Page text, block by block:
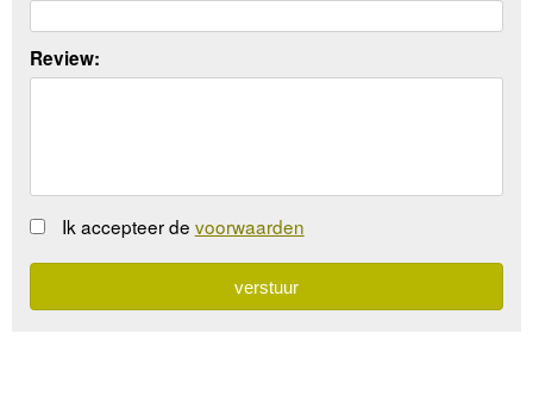
Review:
Ik accepteer de voorwaarden